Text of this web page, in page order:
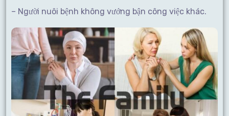
– Người nuôi bệnh không vướng bận công việc khác.